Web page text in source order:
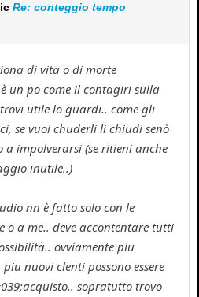
Re: conteggio tempo
di vita o di morte
un po come il contagiri sulla
utile lo guardi.. come gli
se vuoi chuderli li chiudi senò
a impolverarsi (se ritieni anche
inutile..)
nn è fatto solo con le
o a me.. deve accontentare tutti
ovviamente piu
nuovi clenti possono essere
sopratutto trovo